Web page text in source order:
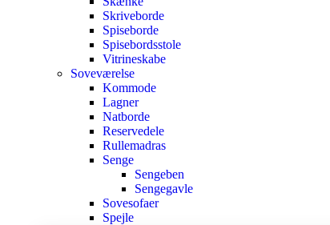
Skriveborde
Spiseborde
Spisebordsstole
Vitrineskabe
Soveværelse
Kommode
Lagner
Natborde
Reservedele
Rullemadras
Senge
Sengeben
Sengegavle
Sovesofaer
Spejle